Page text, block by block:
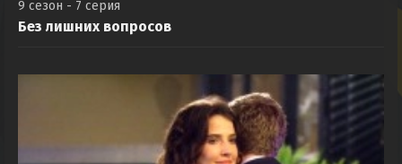
9 сезон - 7 серия
Без лишних вопросов